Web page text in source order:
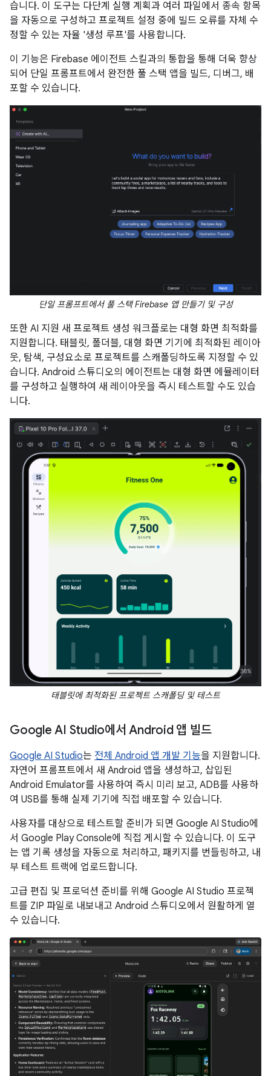
습니다. 이 도구는 다단계 실행 계획과 여러 파일에서 종속 항목
을 자동으로 구성하고 프로젝트 설정 중에 빌드 오류를 자체 수
정할 수 있는 자율 '생성 루프'를 사용합니다.
이 기능은 Firebase 에이전트 스킬과의 통합을 통해 더욱 향상
되어 단일 프롬프트에서 완전한 풀 스택 앱을 빌드, 디버그, 배
포할 수 있습니다.
단일 프롬프트에서 풀 스택 Firebase 앱 만들기 및 구성
또한 AI 지원 새 프로젝트 생성 워크플로는 대형 화면 최적화를
지원합니다. 태블릿, 폴더블, 대형 화면 기기에 최적화된 레이아
웃, 탐색, 구성요소로 프로젝트를 스캐폴딩하도록 지정할 수 있
습니다. Android 스튜디오의 에이전트는 대형 화면 에뮬레이터
를 구성하고 실행하여 새 레이아웃을 즉시 테스트할 수도 있습
니다.
태블릿에 최적화된 프로젝트 스캐폴딩 및 테스트
Google AI Studio에서 Android 앱 빌드
Google AI Studio는 전체 Android 앱 개발 기능을 지원합니다.
자연어 프롬프트에서 새 Android 앱을 생성하고, 삽입된
Android Emulator를 사용하여 즉시 미리 보고, ADB를 사용하
여 USB를 통해 실제 기기에 직접 배포할 수 있습니다.
사용자를 대상으로 테스트할 준비가 되면 Google AI Studio에
서 Google Play Console에 직접 게시할 수 있습니다. 이 도구
는 앱 기록 생성을 자동으로 처리하고, 패키지를 번들링하고, 내
부 테스트 트랙에 업로드합니다.
고급 편집 및 프로덕션 준비를 위해 Google AI Studio 프로젝
트를 ZIP 파일로 내보내고 Android 스튜디오에서 원활하게 열
수 있습니다.